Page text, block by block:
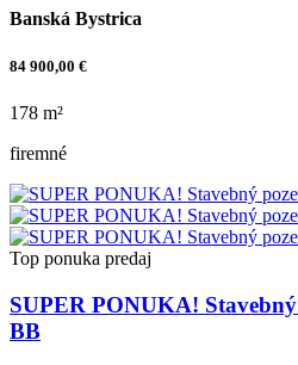
Banská Bystrica
84 900,00 €
178 m²
firemné
Top ponuka predaj
SUPER PONUKA!
BB